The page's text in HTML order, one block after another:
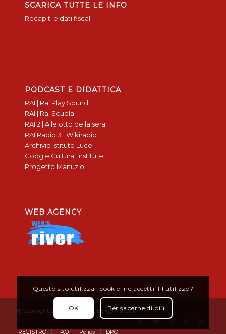
SCARICA TUTTE LE INFO
Recapiti e dati fiscali
PODCAST E DIDATTICA
RAI | Rai Play Sound
RAI | Rai Scuola
RAI 2 | Alle otto della sera
RAI Radio 3 | Wikiradio
Archivio Istituto Luce
Google Cultural Institute
Progetto Manuzio
WEB AGENCY
© Copyright 2019 - Don Bosco Borgomanero
REGISTRO FAQ Policy DPO
Questo sito utilizza i cookie: ne accetti il l'utilizzo?
OK Per saperne di più